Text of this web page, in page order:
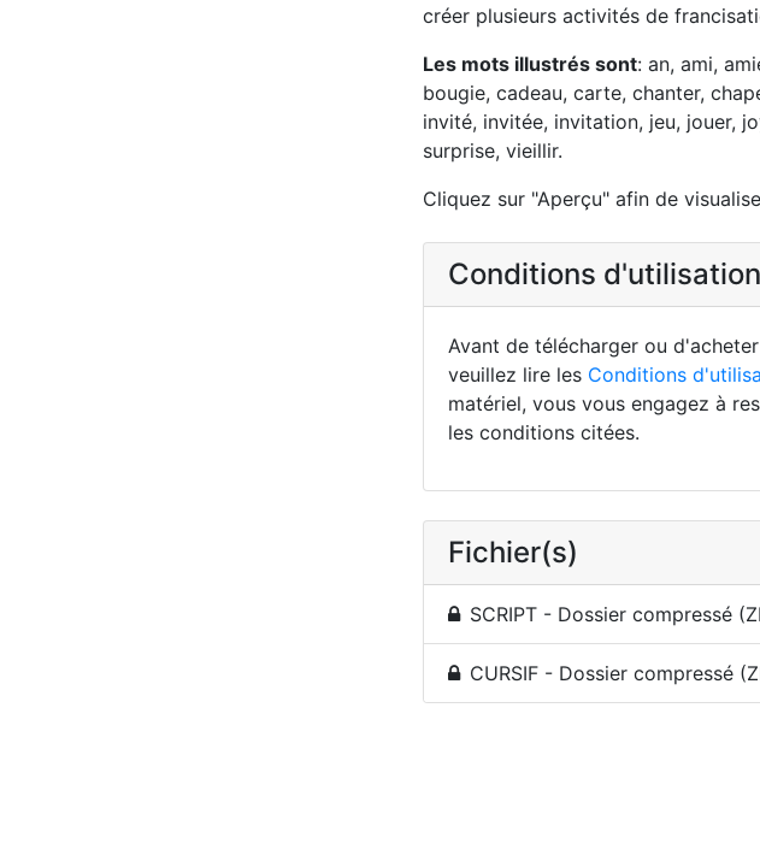
créer plusieurs activités de
Les mots illustrés sont: an, ami,
bougie, cadeau, carte, chanter,
invité, invitée, invitation, jeu, jouer,
surprise, vieillir.
Cliquez sur "Aperçu" afin de
Conditions d'utilisation
Avant de télécharger ou
veuillez lire les Conditions
matériel, vous vous engagez à
les conditions citées.
Fichier(s)
SCRIPT - Dossier compressé
CURSIF - Dossier compressé